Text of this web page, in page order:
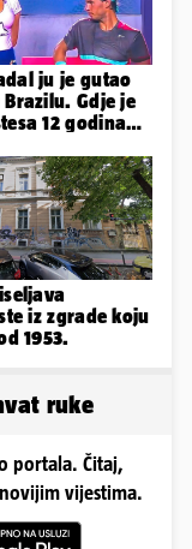
ju je gutao
Brazilu. Gdje je
12 godina
iz zgrade koju
1953.
ruke
portala. Čitaj,
vijestima.